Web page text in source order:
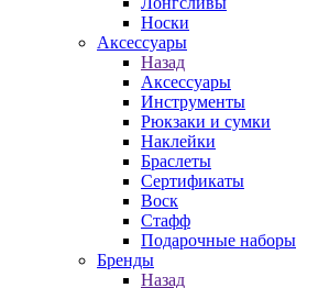
Носки
Аксессуары
Назад
Аксессуары
Инструменты
Рюкзаки и сумки
Наклейки
Браслеты
Сертификаты
Воск
Стафф
Подарочные наборы
Бренды
Назад